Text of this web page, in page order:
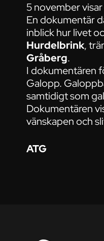
5 november
En dokumentär
inblick hur livet
Hurdelbrink,
Gråberg.
I dokumentären
Galopp.
samtidigt som
Dokumentären
vänskapen och
ATG